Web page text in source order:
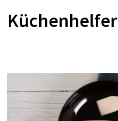
Küchenhelfer